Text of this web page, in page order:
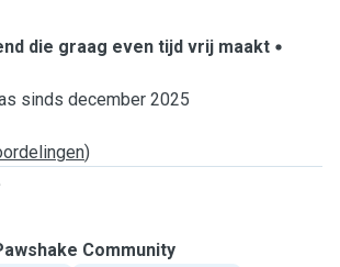
die graag even tijd vrij maakt
sinds december 2025
)
Community